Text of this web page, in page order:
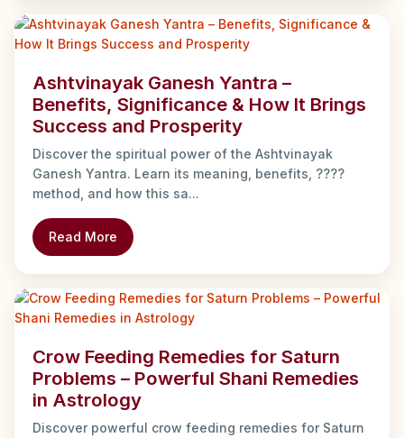
Ashtvinayak Ganesh Yantra –
Benefits, Significance & How It Brings
Success and Prosperity
Discover the spiritual power of the Ashtvinayak
Ganesh Yantra. Learn its meaning, benefits, ????
method, and how this sa...
Read More
Crow Feeding Remedies for Saturn
Problems – Powerful Shani Remedies
in Astrology
Discover powerful crow feeding remedies for Saturn